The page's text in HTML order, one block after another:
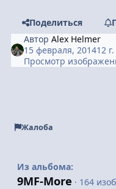
Поделиться
АвторAlex Helmer
15 февраля, 201412 г.
Просмотр
Жалоба
Из альбома:
9MF-More · 164